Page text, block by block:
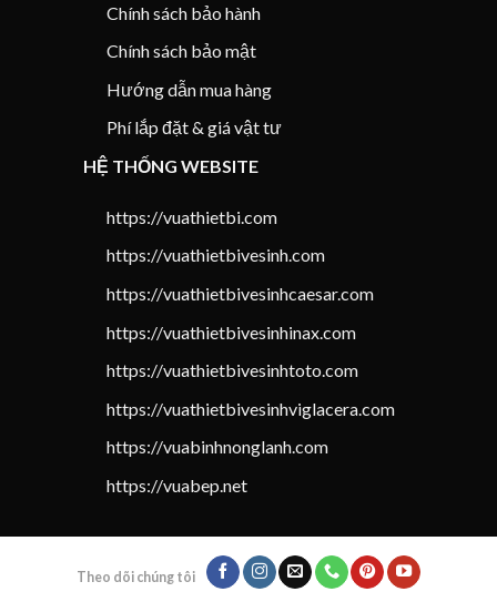
Chính sách bảo hành
Chính sách bảo mật
Hướng dẫn mua hàng
Phí lắp đặt & giá vật tư
HỆ THỐNG WEBSITE
https://vuathietbi.com
https://vuathietbivesinh.com
https://vuathietbivesinhcaesar.com
https://vuathietbivesinhinax.com
https://vuathietbivesinhtoto.com
https://vuathietbivesinhviglacera.com
https://vuabinhnonglanh.com
https://vuabep.net
Theo dõi chúng tôi